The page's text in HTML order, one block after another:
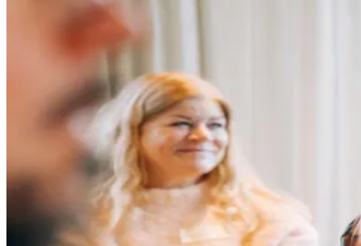
Grow Global
Grow Global
Exportstatistik
Invest in Blekinge